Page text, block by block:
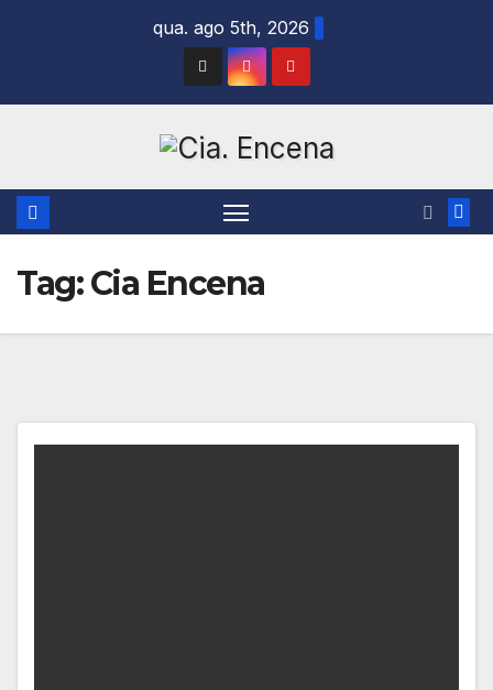
qua. ago 5th, 2026
Tag:Cia Encena